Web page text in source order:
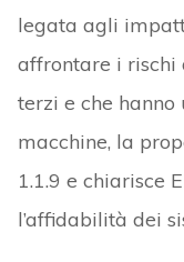
legata agli
affrontare i rischi
terzi e che
macchine, la
1.1.9 e chiarisce
l’affidabilità dei